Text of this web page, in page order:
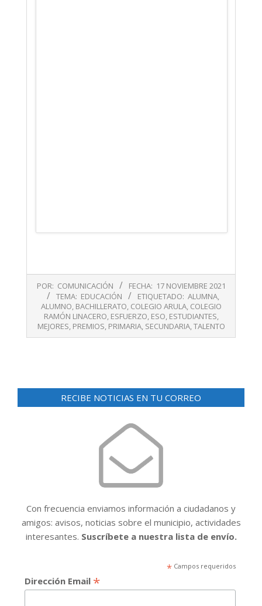
11-
POR: COMUNICACIÓN FECHA: 17 NOVIEMBRE 2021
TEMA: EDUCACIÓN ETIQUETADO: ALUMNA,
ALUMNO, BACHILLERATO, COLEGIO ARULA, COLEGIO
RAMÓN LINACERO, ESFUERZO, ESO, ESTUDIANTES,
MEJORES, PREMIOS, PRIMARIA, SECUNDARIA,TALENTO
RECIBE NOTICIAS EN TU CORREO
Con frecuencia enviamos información a ciudadanos y
amigos: avisos, noticias sobre el municipio, actividades
interesantes. Suscríbete a nuestra lista de envío.
*Campos requeridos
Dirección Email *